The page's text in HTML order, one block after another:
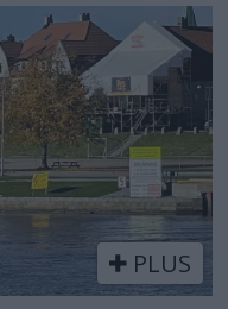
PLUS